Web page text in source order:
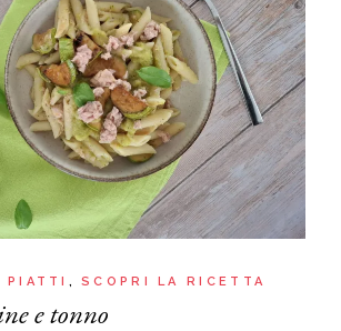
PIATTI SCOPRI LA RICETTA
e tonno